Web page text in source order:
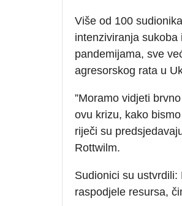
Više od 100
intenziviranja
pandemijama, sve
agresorskog rata u
”Moramo vidjeti
ovu krizu, kako
riječi su
Rottwilm.
Sudionici su
raspodjele resursa,